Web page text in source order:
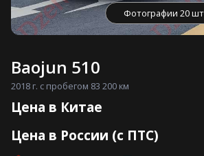
Фотографии 20
Baojun 510
2018 г. с пробегом 83 200 км
Цена в Китае
Цена в России (с ПТС)